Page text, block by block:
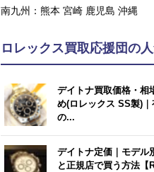
南九州： 熊本 宮崎 鹿児島 沖縄
ロレックス買取応援団の
デイトナ買取価格・相
め(ロレックス SS製)｜
の...
デイトナ定価｜モデル
と正規店で買う方法【